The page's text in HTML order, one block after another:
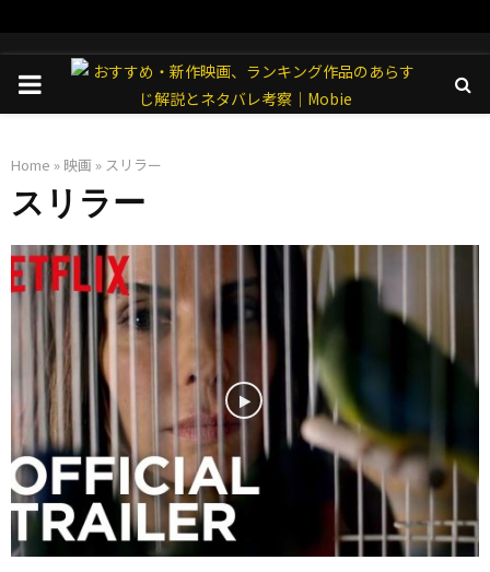
PRIMARY
Home » 映画» スリラー
スリラー